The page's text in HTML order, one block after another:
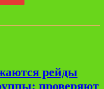
рейды
проверяют